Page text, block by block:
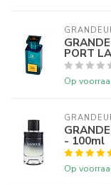
PORT
Op
- 100ml
Op